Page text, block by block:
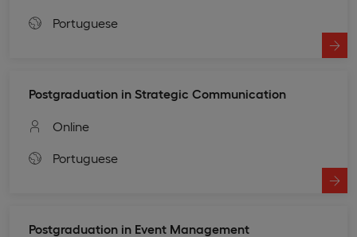
Portuguese
Postgraduation in Strategic Communication
Online
Portuguese
Postgraduation in Event Management